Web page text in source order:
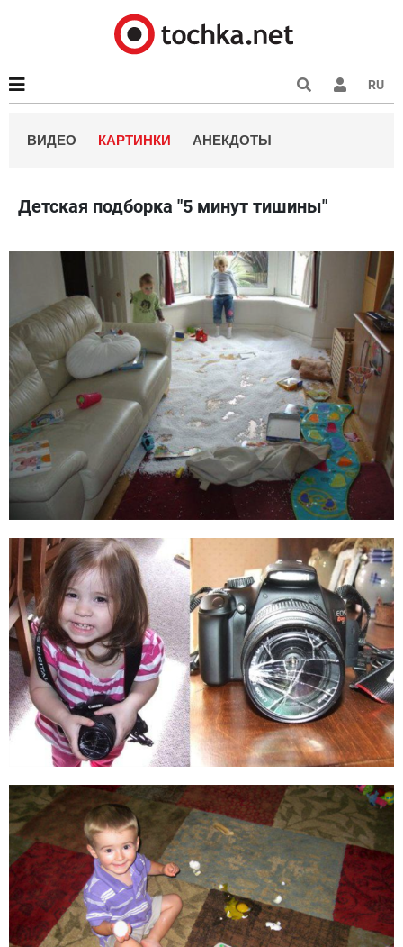
RU
ВИДЕО КАРТИНКИ АНЕКДОТЫ
Детская подборка "5 минут тишины"